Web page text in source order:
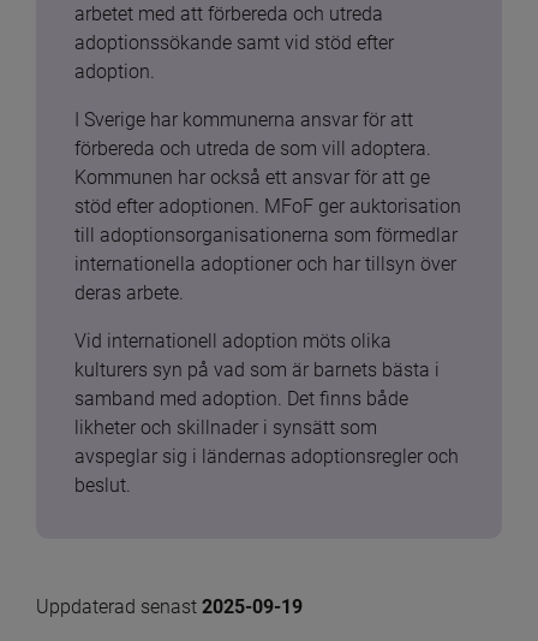
arbetet med att förbereda och utreda
adoptionssökande samt vid stöd efter
adoption.
I Sverige har kommunerna ansvar för att
förbereda och utreda de som vill adoptera.
Kommunen har också ett ansvar för att ge
stöd efter adoptionen. MFoF ger auktorisation
till adoptionsorganisationerna som förmedlar
internationella adoptioner och har tillsyn över
deras arbete.
Vid internationell adoption möts olika
kulturers syn på vad som är barnets bästa i
samband med adoption. Det finns både
likheter och skillnader i synsätt som
avspeglar sig i ländernas adoptionsregler och
beslut.
Uppdaterad senast 2025-09-19